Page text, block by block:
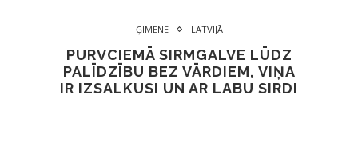
ĢIMENE LATVIJĀ
PURVCIEMĀ SIRMGALVE LŪDZ
PALĪDZĪBU BEZ VĀRDIEM, VIŅA
IR IZSALKUSI UN AR LABU SIRDI